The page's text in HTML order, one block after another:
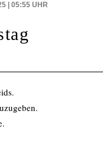
| 05:55 UHR